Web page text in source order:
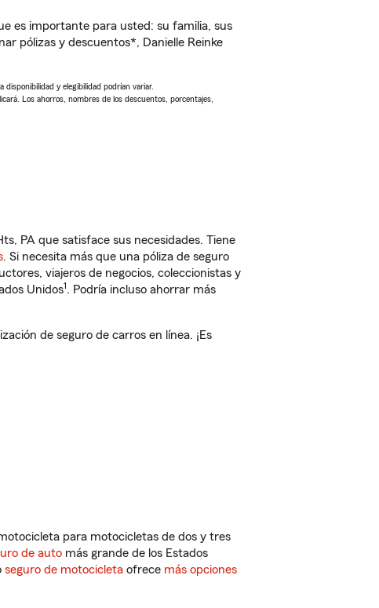
es importante para usted: su familia, sus
pólizas y descuentos*, Danielle Reinke
disponibilidad y elegibilidad podrían variar.
Los ahorros, nombres de los descuentos, porcentajes,
PA que satisface sus necesidades. Tiene
. Si necesita más que una póliza de seguro
viajeros de negocios, coleccionistas y
Unidos1. Podría incluso ahorrar más
de seguro de carros en línea. ¡Es
para motocicletas de dos y tres
de auto más grande de los Estados
seguro de motocicleta ofrece más opciones